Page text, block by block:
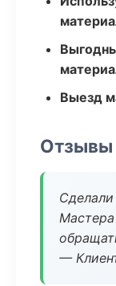
Выезд
Отзывы
—